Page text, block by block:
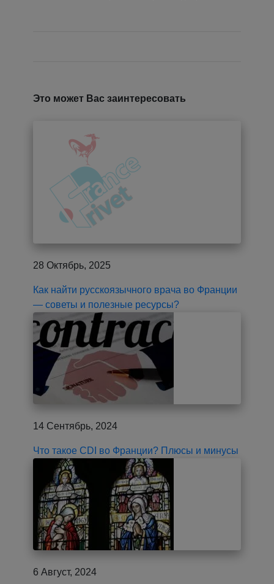
Это может Вас заинтересовать
28 Октябрь, 2025
Как найти русскоязычного врача во Франции
— советы и полезные ресурсы?
14 Сентябрь, 2024
Что такое CDI во Франции? Плюсы и минусы
6 Август, 2024